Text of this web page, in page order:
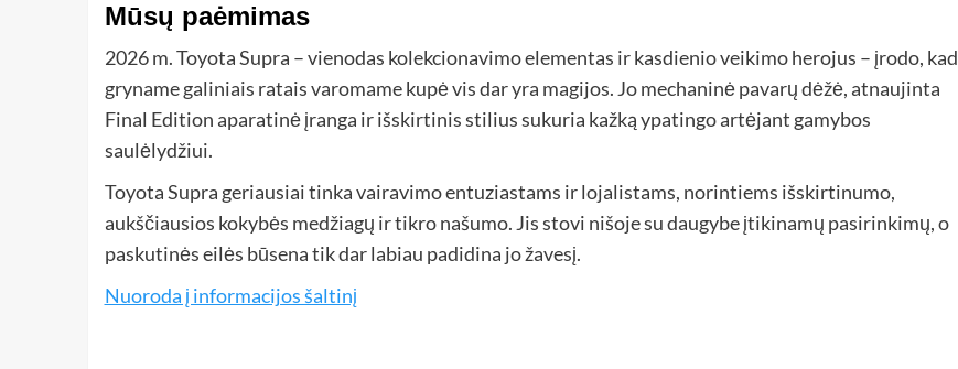
Mūsų paėmimas
2026 m. Toyota Supra – vienodas kolekcionavimo elementas ir kasdienio veikimo herojus – įrodo, kad
gryname galiniais ratais varomame kupė vis dar yra magijos. Jo mechaninė pavarų dėžė, atnaujinta
Final Edition aparatinė įranga ir išskirtinis stilius sukuria kažką ypatingo artėjant gamybos
saulėlydžiui.
Toyota Supra geriausiai tinka vairavimo entuziastams ir lojalistams, norintiems išskirtinumo,
aukščiausios kokybės medžiagų ir tikro našumo. Jis stovi nišoje su daugybe įtikinamų pasirinkimų, o
paskutinės eilės būsena tik dar labiau padidina jo žavesį.
Nuoroda į informacijos šaltinį